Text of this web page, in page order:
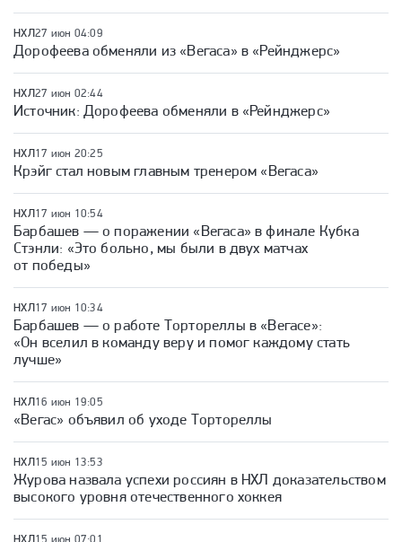
НХЛ27 июн 04:09
Дорофеева обменяли из «Вегаса» в «Рейнджерс»
НХЛ27 июн 02:44
Источник: Дорофеева обменяли в «Рейнджерс»
НХЛ17 июн 20:25
Крэйг стал новым главным тренером «Вегаса»
НХЛ17 июн 10:54
Барбашев — о поражении «Вегаса» в финале Кубка
Стэнли: «Это больно, мы были в двух матчах
от победы»
НХЛ17 июн 10:34
Барбашев — о работе Тортореллы в «Вегасе»:
«Он вселил в команду веру и помог каждому стать
лучше»
НХЛ16 июн 19:05
«Вегас» объявил об уходе Тортореллы
НХЛ15 июн 13:53
Журова назвала успехи россиян в НХЛ доказательством
высокого уровня отечественного хоккея
НХЛ15 июн 07:01